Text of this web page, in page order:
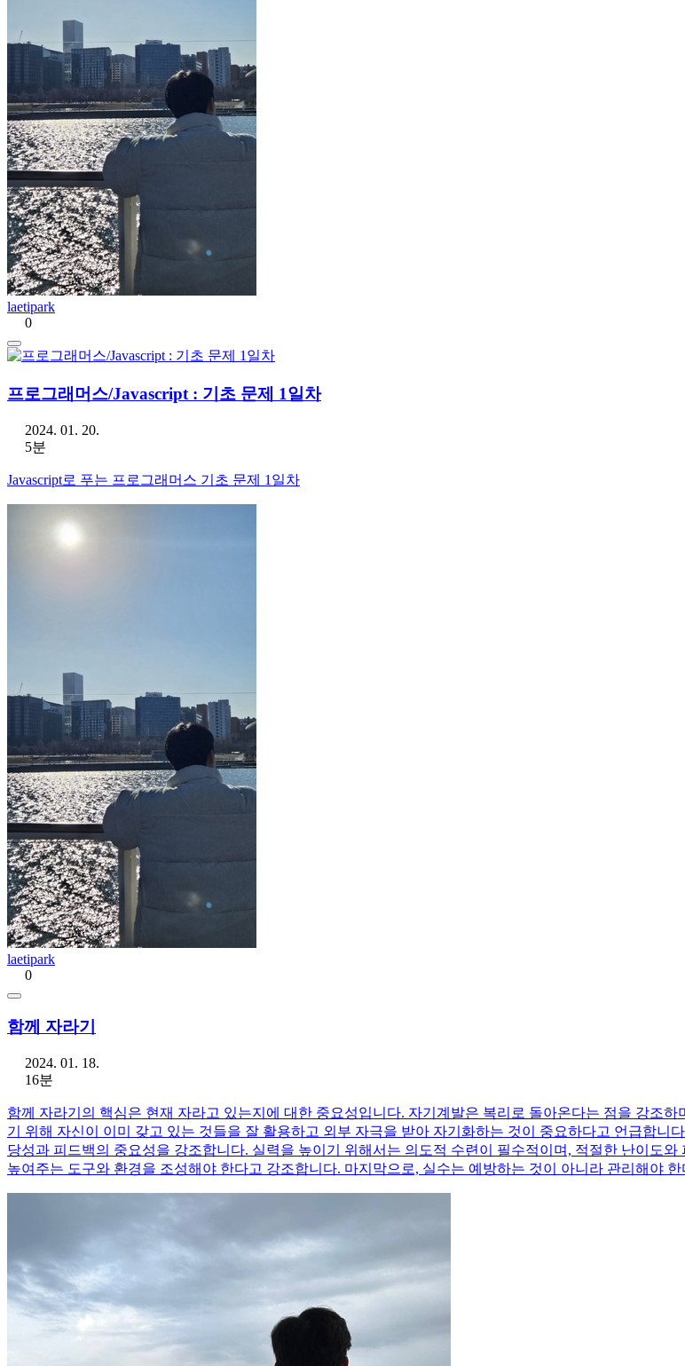
laetipark
0
프로그래머스/Javascript : 기초 문제 1일차
2024. 01. 20.
5분
Javascript로 푸는 프로그래머스 기초 문제 1일차
laetipark
0
함께 자라기
2024. 01. 18.
16분
함께 자라기의 핵심은 현재 자라고 있는지에 대한 중요성입니다. 자기계발은 복리로 돌아온다는 점을 강조
기 위해 자신이 이미 갖고 있는 것들을 잘 활용하고 외부 자극을 받아 자기화하는 것이 중요하다고 언급합
당성과 피드백의 중요성을 강조합니다. 실력을 높이기 위해서는 의도적 수련이 필수적이며, 적절한 난이도
높여주는 도구와 환경을 조성해야 한다고 강조합니다. 마지막으로, 실수는 예방하는 것이 아니라 관리해야